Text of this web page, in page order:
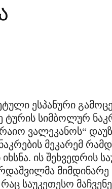
ესპანური
ტურის სიმბოლურ
ვალეკანოს“
მეკარემ
ის შეხვედრის
მიმდინარე
საუკეთესო